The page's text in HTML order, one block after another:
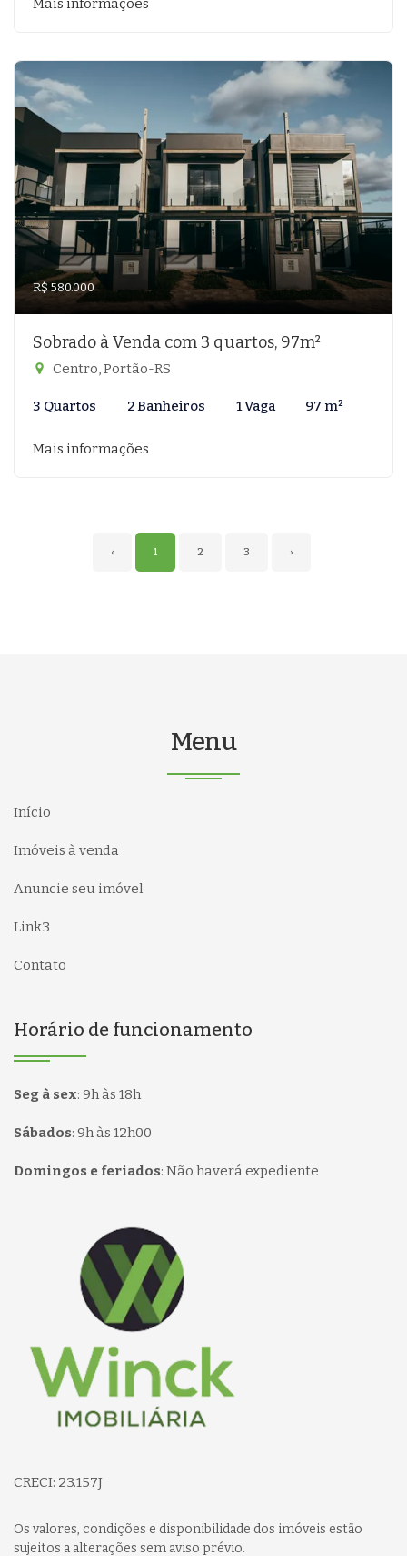
Mais informações
R$ 580.000
Sobrado à Venda com 3 quartos, 97m²
Centro, Portão-RS
3 Quartos 2 Banheiros 1 Vaga 97 m²
Mais informações
‹ 1 2 3 ›
Menu
Início
Imóveis à venda
Anuncie seu imóvel
Link3
Contato
Horário de funcionamento
Seg à sex: 9h às 18h
Sábados: 9h às 12h00
Domingos e feriados: Não haverá expediente
Página inicial
CRECI: 23.157J
Os valores, condições e disponibilidade dos imóveis estão
sujeitos a alterações sem aviso prévio.